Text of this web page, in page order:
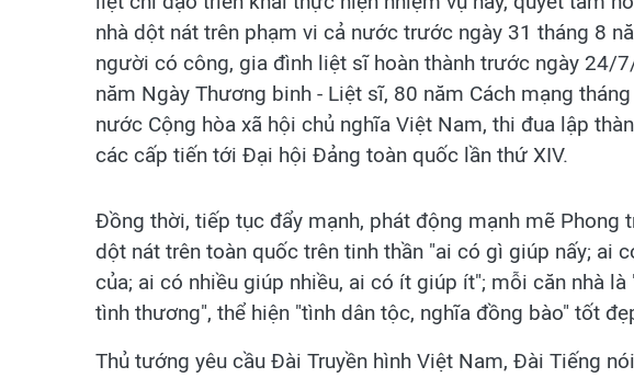
nhà dột nát trên phạm vi cả nước trước ngày 31 tháng 8
người có công, gia đình liệt sĩ hoàn thành trước ngày 24/
năm Ngày Thương binh - Liệt sĩ, 80 năm Cách mạng
nước Cộng hòa xã hội chủ nghĩa Việt Nam, thi đua lập
các cấp tiến tới Đại hội Đảng toàn quốc lần thứ XIV.
Đồng thời, tiếp tục đẩy mạnh, phát động mạnh mẽ Phong
dột nát trên toàn quốc trên tinh thần "ai có gì giúp nấy; ai
của; ai có nhiều giúp nhiều, ai có ít giúp ít"; mỗi căn nhà
tình thương", thể hiện "tình dân tộc, nghĩa đồng bào" tốt
Thủ tướng yêu cầu Đài Truyền hình Việt Nam, Đài Tiếng